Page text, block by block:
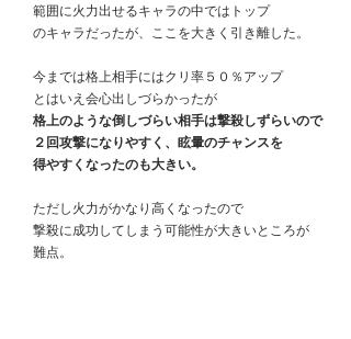
範囲に火力出せるキャラの中ではトップ
のキャラだったが、ここを大きく引き離した。
今までは格上相手にはクリ率５０％アップ
とはいえ会心出しづらかったが
格上のような倒しづらい相手は撃殺しずらいので
２回攻撃になりやすく、眩暈のチャンスを
得やすくなったのも大きい。
ただし火力がかなり高くなったので
撃殺に成功してしまう可能性が大きいところが
難点。